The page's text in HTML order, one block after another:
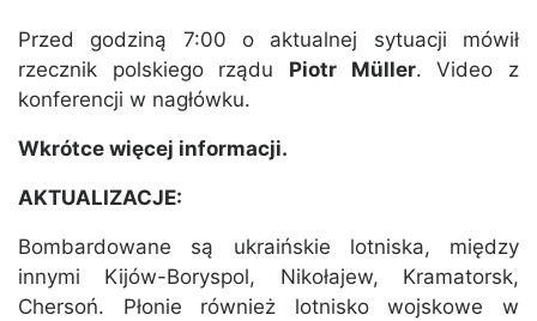
Przed godziną 7:00 o aktualnej sytuacji mówił
rzecznik polskiego rządu Piotr Müller. Video z
konferencji w nagłówku.
Wkrótce więcej informacji.
AKTUALIZACJE:
Bombardowane są ukraińskie lotniska, między
innymi Kijów-Boryspol, Nikołajew, Kramatorsk,
Chersoń. Płonie również lotnisko wojskowe w